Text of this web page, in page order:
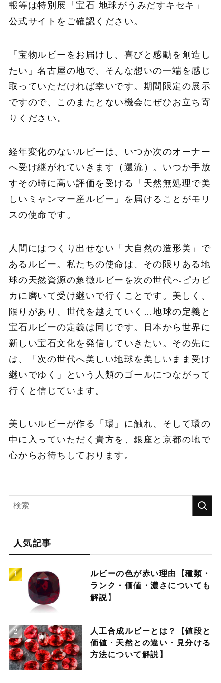
報等は特別展「宝石 地球がうみだすキセキ」
公式サイトをご確認ください。
「宝物ルビーをお届けし、喜びと感動を創造し
たい」名古屋の地で、そんな想いの一端を感じ
取っていただければ幸いです。期間限定の展示
ですので、このまたとない機会にぜひお立ち寄
りください。
経年変化のないルビーは、いつか次のオーナー
へ受け継がれていきます（還流）。いつか手放
すその時に高い評価を受ける「天然無処理で美
しいミャンマー産ルビー」を届けることがモリ
スの使命です。
人間にはつくり出せない「大自然の造形美」で
あるルビー。私たちの使命は、その限りある地
球の天然資源の象徴ルビーを次の世代へピカピ
カに磨いて受け継いで行くことです。美しく、
限りがあり、世代を越えていく…地球の定義と
宝石ルビーの定義は同じです。日本から世界に
新しい宝石文化を発信していきたい。その先に
は、「次の世代へ美しい地球を美しいまま受け
継いでゆく」という人類のゴールにつながって
行くと信じています。
美しいルビーが作る「環」に触れ、そして環の
中に入っていただく貴方を、銀座と京都の地で
心からお待ちしております。
人気記事
ルビーの色が赤い理由【種類・
ランク・価値・濃さについても
解説】
人工合成ルビーとは？【値段と
価値・天然との違い・見分ける
方法について解説】